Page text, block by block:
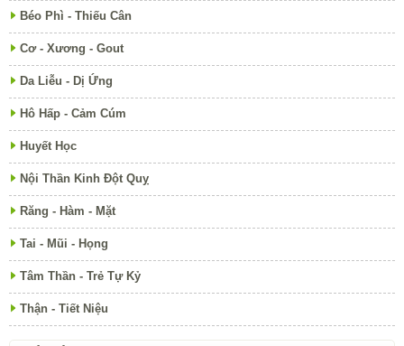
Béo Phì - Thiếu Cân
Cơ - Xương - Gout
Da Liễu - Dị Ứng
Hô Hấp - Cảm Cúm
Huyết Học
Nội Thần Kinh Đột Quỵ
Răng - Hàm - Mặt
Tai - Mũi - Họng
Tâm Thần - Trẻ Tự Kỷ
Thận - Tiết Niệu